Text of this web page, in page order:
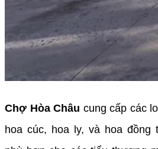
Chợ Hòa Châu cung cấp các
hoa cúc, hoa ly, và hoa